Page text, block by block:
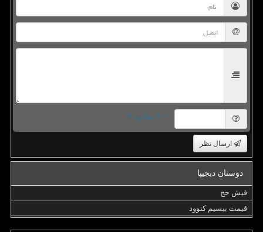
= ۹ بعلاوه ۳
ارسال نظر
دوستان دیجیپا
فیش حج
قیمت بیسیم کنوود